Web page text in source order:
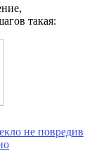
такая:
не повредив